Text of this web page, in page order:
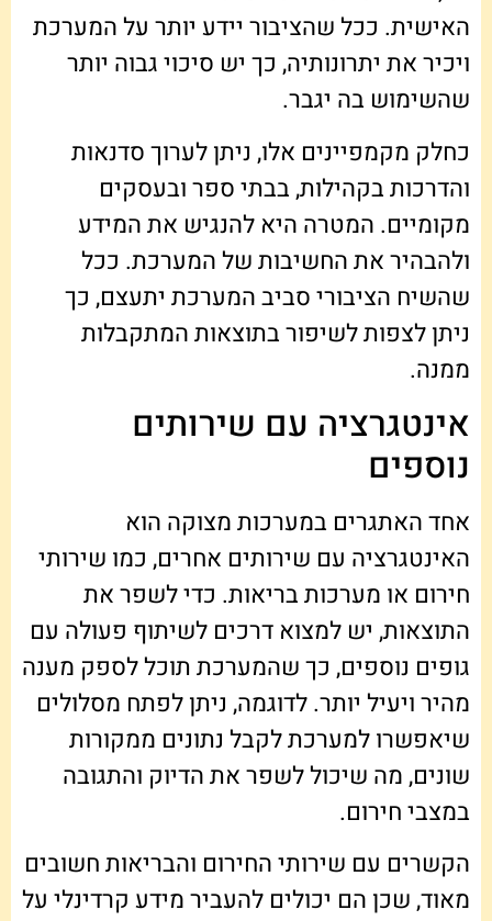
האישית. ככל שהציבור יידע יותר על המערכת
ויכיר את יתרונותיה, כך יש סיכוי גבוה יותר
שהשימוש בה יגבר.
כחלק מקמפיינים אלו, ניתן לערוך סדנאות
והדרכות בקהילות, בבתי ספר ובעסקים
מקומיים. המטרה היא להנגיש את המידע
ולהבהיר את החשיבות של המערכת. ככל
שהשיח הציבורי סביב המערכת יתעצם, כך
ניתן לצפות לשיפור בתוצאות המתקבלות
ממנה.
אינטגרציה עם שירותים
נוספים
אחד האתגרים במערכות מצוקה הוא
האינטגרציה עם שירותים אחרים, כמו שירותי
חירום או מערכות בריאות. כדי לשפר את
התוצאות, יש למצוא דרכים לשיתוף פעולה עם
גופים נוספים, כך שהמערכת תוכל לספק מענה
מהיר ויעיל יותר. לדוגמה, ניתן לפתח מסלולים
שיאפשרו למערכת לקבל נתונים ממקורות
שונים, מה שיכול לשפר את הדיוק והתגובה
במצבי חירום.
הקשרים עם שירותי החירום והבריאות חשובים
מאוד, שכן הם יכולים להעביר מידע קרדינלי על